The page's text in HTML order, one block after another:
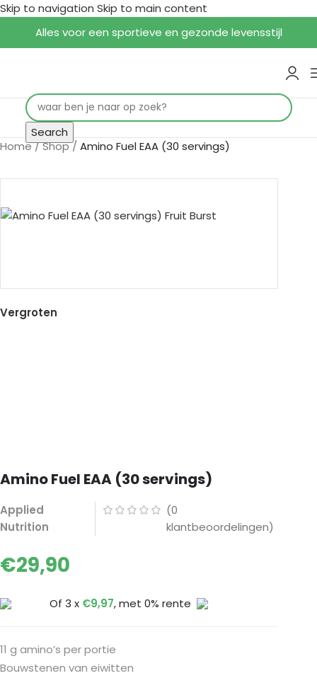
Skip to navigation Skip to main content
Alles voor een sportieve en gezonde levensstijl
Search
Home/Shop/ Amino Fuel EAA (30 servings)
Vergroten
Amino Fuel EAA (30 servings)
Applied
Nutrition
(0
klantbeoordelingen)
€29,90
Of 3 x €9,97, met 0% rente
11 g amino’s per portie
Bouwstenen van eiwitten